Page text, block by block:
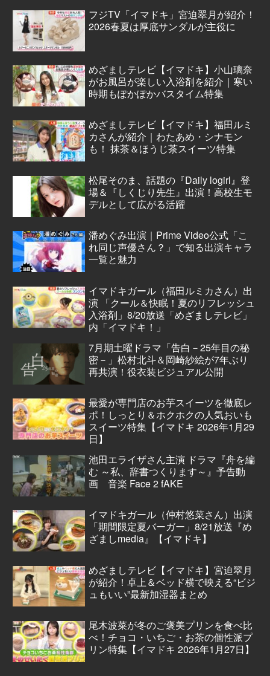
フジTV「イマドキ」宮迫翠月が紹介！
2026春夏は厚底サンダルが主役に
めざましテレビ【イマドキ】小山璃奈
がお風呂が楽しい入浴剤を紹介｜寒い
時期もぽかぽかバスタイム特集
めざましテレビ【イマドキ】福田ルミ
カさんが紹介｜わたあめ・シナモン
も！ 抹茶＆ほうじ茶スイーツ特集
松尾そのま、話題の『Daily logirl』登
場＆『しくじり先生』出演！高校生モ
デルとして広がる活躍
潘めぐみ出演｜Prime Video公式「こ
れ同じ声優さん？」で知る出演キャラ
一覧と魅力
イマドキガール（福田ルミカさん）出
演 「クール＆快眠！夏のリフレッシュ
入浴剤」8/20放送「めざましテレビ」
内「イマドキ！」
7月期土曜ドラマ「告白－25年目の秘
密－」松村北斗＆岡崎紗絵が7年ぶり
再共演！役衣装ビジュアル公開
最愛が専門店のお芋スイーツを徹底レ
ポ！しっとり＆ホクホクの人気おいも
スイーツ特集【イマドキ 2026年1月29
日】
池田エライザさん主演 ドラマ『舟を編
む ～私、辞書つくります～』予告動
画 音楽 Face 2 fAKE
イマドキガール（仲村悠菜さん）出演
「期間限定夏バーガー」8/21放送『め
ざましmedia』【イマドキ】
めざましテレビ【イマドキ】宮迫翠月
が紹介！卓上＆ベッド横で映える“ビジ
ュもいい”最新加湿器まとめ
尾木波菜が冬のご褒美プリンを食べ比
べ！チョコ・いちご・お茶の個性派プ
リン特集【イマドキ 2026年1月27日】